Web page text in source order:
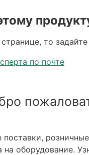
то
по почте
на оборудование.